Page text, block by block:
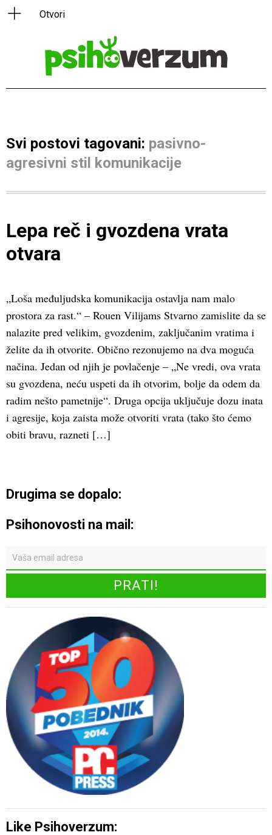
Svi postovi tagovani: pasivno-
agresivni stil komunikacije
Lepa reč i gvozdena vrata
otvara
„Loša međuljudska komunikacija ostavlja nam malo
prostora za rast.“ – Rouen Vilijams Stvarno zamislite da se
nalazite pred velikim, gvozdenim, zaključanim vratima i
želite da ih otvorite. Obično rezonujemo na dva moguća
načina. Jedan od njih je povlačenje – „Ne vredi, ova vrata
su gvozdena, neću uspeti da ih otvorim, bolje da odem da
radim nešto pametnije“. Druga opcija uključuje dozu inata
i agresije, koja zaista može otvoriti vrata (tako što ćemo
obiti bravu, razneti […]
Drugima se dopalo:
Psihonovosti na mail:
Like Psihoverzum: